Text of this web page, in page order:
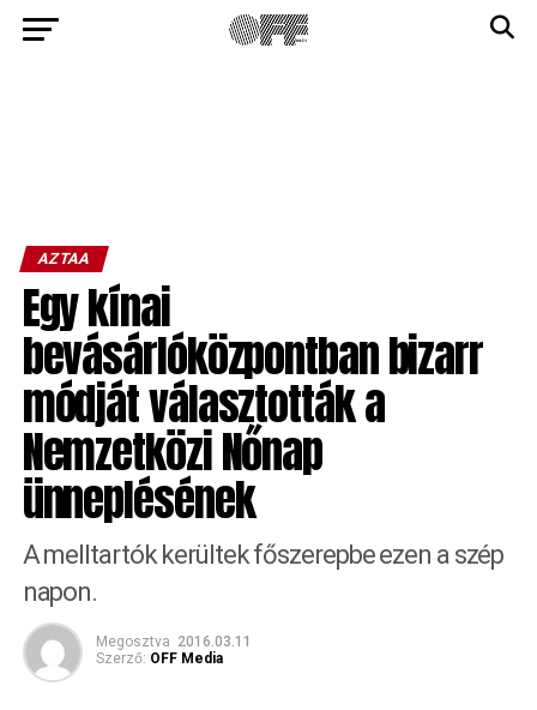
AZTAA
Egy kínai
bevásárlóközpontban bizarr
módját választották a
Nemzetközi Nőnap
ünneplésének
A melltartók kerültek főszerepbe ezen a szép
napon.
Megosztva 2016.03.11
Szerző: OFF Media